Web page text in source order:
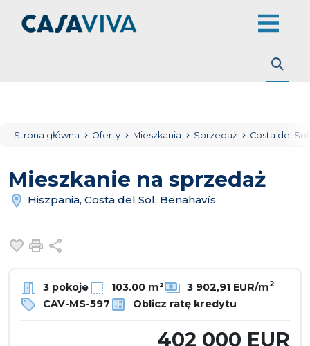
Strona główna Oferty Mieszkania Sprzedaż Costa del Sol
Mieszkanie na sprzedaż
Hiszpania, Costa del Sol, Benahavís
Dodaj do ulubionych
Drukuj
3 pokoje 103.00 m² 3 902,91 EUR/m2
CAV-MS-597 Oblicz ratę kredytu
402 000 EUR